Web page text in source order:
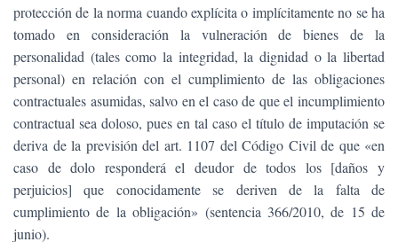
protección de la norma cuando explícita o implícitamente no se ha
tomado en consideración la vulneración de bienes de la
personalidad (tales como la integridad, la dignidad o la libertad
personal) en relación con el cumplimiento de las obligaciones
contractuales asumidas, salvo en el caso de que el incumplimiento
contractual sea doloso, pues en tal caso el título de imputación se
deriva de la previsión del art. 1107 del Código Civil de que «en
caso de dolo responderá el deudor de todos los [daños y
perjuicios] que conocidamente se deriven de la falta de
cumplimiento de la obligación» (sentencia 366/2010, de 15 de
junio).